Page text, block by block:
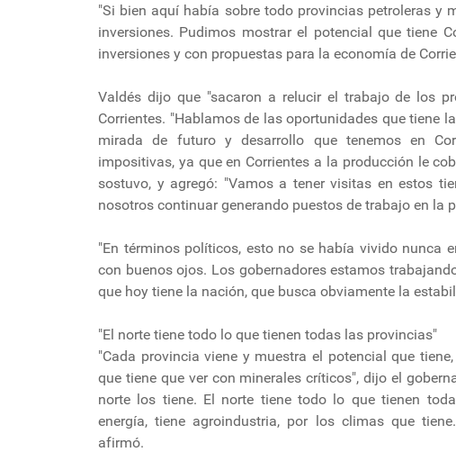
"Si bien aquí había sobre todo provincias petroleras y
inversiones. Pudimos mostrar el potencial que tiene
inversiones y con propuestas para la economía de
Valdés dijo que "sacaron a relucir el trabajo de los
Corrientes. "Hablamos de las oportunidades que tiene
mirada de futuro y desarrollo que tenemos en
impositivas, ya que en Corrientes a la producción le
sostuvo, y agregó: "Vamos a tener visitas en estos
nosotros continuar generando puestos de trabajo en la
"En términos políticos, esto no se había vivido nunca
con buenos ojos. Los gobernadores estamos
que hoy tiene la nación, que busca obviamente la
"El norte tiene todo lo que tienen todas las provincias"
"Cada provincia viene y muestra el potencial que
que tiene que ver con minerales críticos", dijo el
norte los tiene. El norte tiene todo lo que tienen
energía, tiene agroindustria, por los climas que
afirmó.